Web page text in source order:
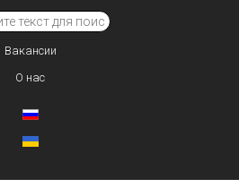
Вакансии
О нас